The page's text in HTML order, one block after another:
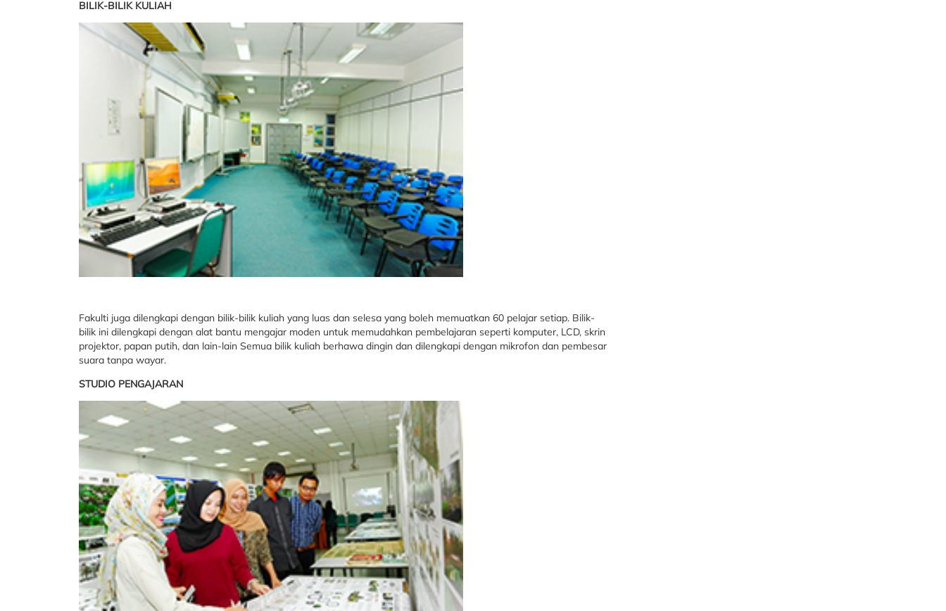
BILIK-BILIK KULIAH
Fakulti juga dilengkapi dengan bilik-bilik kuliah yang luas dan selesa yang boleh memuatkan 60 pelajar setiap. Bilik-
bilik ini dilengkapi dengan alat bantu mengajar moden untuk memudahkan pembelajaran seperti komputer, LCD, skrin
projektor, papan putih, dan lain-lain Semua bilik kuliah berhawa dingin dan dilengkapi dengan mikrofon dan pembesar
suara tanpa wayar.
STUDIO PENGAJARAN